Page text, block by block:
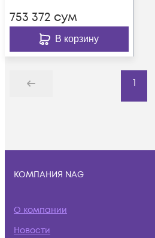
753 372 сум
В корзину
Назад
1
КОМПАНИЯ NAG
О компании
Новости